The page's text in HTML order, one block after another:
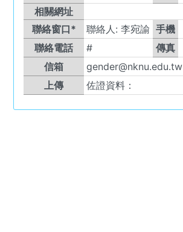
相關網址
聯絡窗口*
聯絡人: 李宛諭 手機
聯絡電話
#
傳真
信箱
gender@nknu.edu.tw
上傳
佐證資料：